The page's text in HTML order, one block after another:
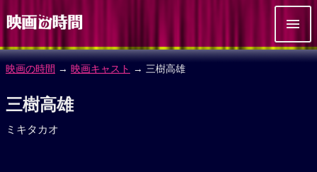
映画の時間 → 映画キャスト → 三樹高雄
三樹高雄
ミキタカオ